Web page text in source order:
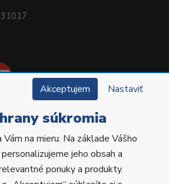
Hu-Fa Dental a.s. Všetky práva
vyhradené.
Akceptujem Nastaviť
súkromia
na mieru. Na základe Vášho
jeho obsah a
ponuky a produkty.